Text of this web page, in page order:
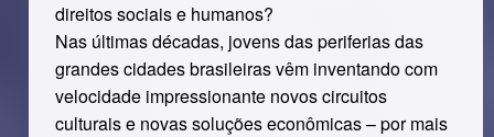
direitos sociais e humanos?
Nas últimas décadas, jovens das periferias das
grandes cidades brasileiras vêm inventando com
velocidade impressionante novos circuitos
culturais e novas soluções econômicas – por mais